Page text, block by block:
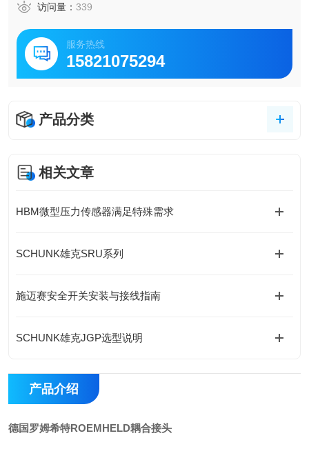
访问量： 339
服务热线
15821075294
产品分类
相关文章
HBM微型压力传感器满足特殊需求
SCHUNK雄克SRU系列
施迈赛安全开关安装与接线指南
SCHUNK雄克JGP选型说明
产品介绍
德国罗姆希特ROEMHELD耦合接头